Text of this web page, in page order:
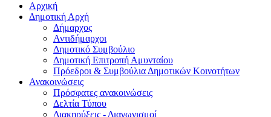
Αρχική
Δημοτική Αρχή
Δήμαρχος
Αντιδήμαρχοι
Δημοτικό Συμβούλιο
Δημοτική Επιτροπή Αμυνταίου
Πρόεδροι & Συμβούλια Δημοτικών Κοινοτήτων
Ανακοινώσεις
Πρόσφατες ανακοινώσεις
Δελτία Τύπου
Διακηρύξεις - Διαγωνισμοί